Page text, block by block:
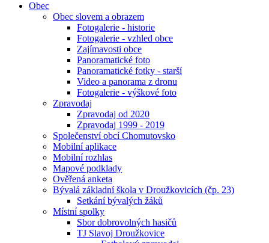
Obec
Obec slovem a obrazem
Fotogalerie - historie
Fotogalerie - vzhled obce
Zajímavosti obce
Panoramatické foto
Panoramatické fotky - starší
Video a panorama z dronu
Fotogalerie - výškové foto
Zpravodaj
Zpravodaj od 2020
Zpravodaj 1999 - 2019
Společenství obcí Chomutovsko
Mobilní aplikace
Mobilní rozhlas
Mapové podklady
Ověřená anketa
Bývalá základní škola v Droužkovicích (čp. 23)
Setkání bývalých žáků
Místní spolky
Sbor dobrovolných hasičů
TJ Slavoj Droužkovice